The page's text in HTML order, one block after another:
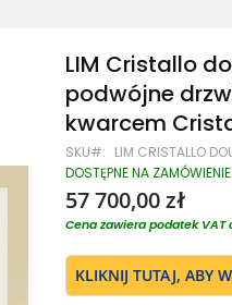
LIM Cristallo
podwójne
kwarcem
SKU LIM CRISTALLO
DOSTĘPNE NA ZAMÓWIENIE
57 700,00 zł
Cena zawiera podatek VAT
KLIKNIJ TUTAJ, ABY